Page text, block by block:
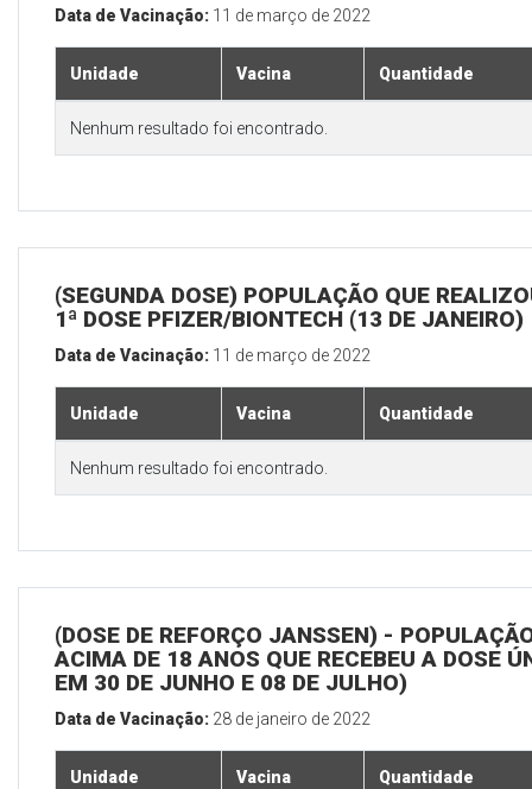
Data de Vacinação: 11 de março de 2022
Unidade Vacina Quantidade
Nenhum resultado foi encontrado.
(SEGUNDA DOSE) POPULAÇÃO QUE
1ª DOSE PFIZER/BIONTECH (13 DE JANEIRO)
Data de Vacinação: 11 de março de 2022
Unidade Vacina Quantidade
Nenhum resultado foi encontrado.
(DOSE DE REFORÇO JANSSEN) -
ACIMA DE 18 ANOS QUE RECEBEU A DOSE
EM 30 DE JUNHO E 08 DE JULHO)
Data de Vacinação: 28 de janeiro de 2022
Unidade Vacina Quantidade